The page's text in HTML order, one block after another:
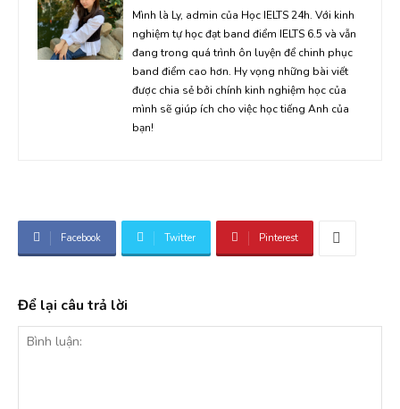
Mình là Ly, admin của Học IELTS 24h. Với kinh
nghiệm tự học đạt band điểm IELTS 6.5 và vẫn
đang trong quá trình ôn luyện để chinh phục
band điểm cao hơn. Hy vọng những bài viết
được chia sẻ bởi chính kinh nghiệm học của
mình sẽ giúp ích cho việc học tiếng Anh của
bạn!
Facebook Twitter Pinterest
Để lại câu trả lời